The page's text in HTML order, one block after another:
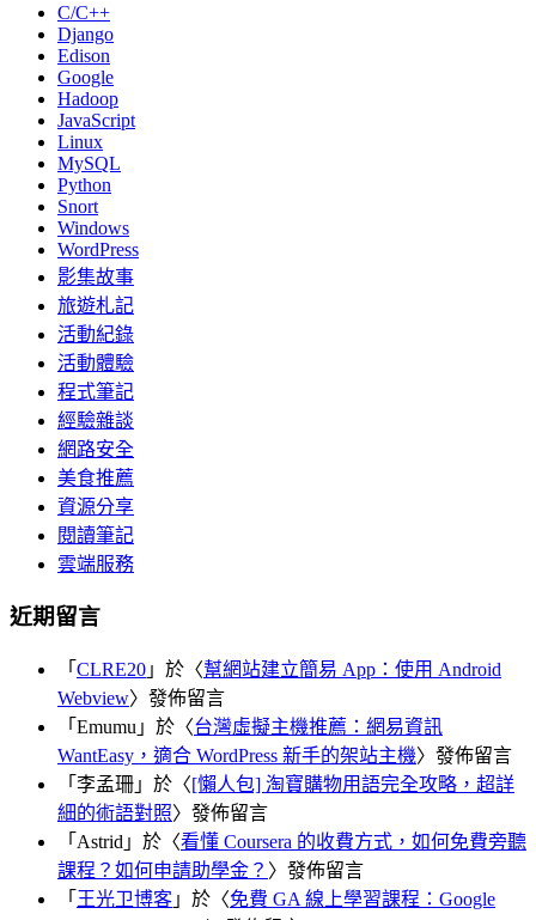
C/C++
Django
Edison
Google
Hadoop
JavaScript
Linux
MySQL
Python
Snort
Windows
WordPress
影集故事
旅遊札記
活動紀錄
活動體驗
程式筆記
經驗雜談
網路安全
美食推薦
資源分享
閱讀筆記
雲端服務
近期留言
「 CLRE20 」於〈幫網站建立簡易 App：使用 Android
Webview〉發佈留言
「 Emumu 」於〈台灣虛擬主機推薦：網易資訊
WantEasy，適合 WordPress 新手的架站主機〉發佈留言
「 李孟珊 」於〈[懶人包] 淘寶購物用語完全攻略，超詳
細的術語對照〉發佈留言
「 Astrid 」於〈看懂 Coursera 的收費方式，如何免費旁聽
課程？如何申請助學金？ 〉發佈留言
「 王光卫博客 」於〈免費 GA 線上學習課程：Google